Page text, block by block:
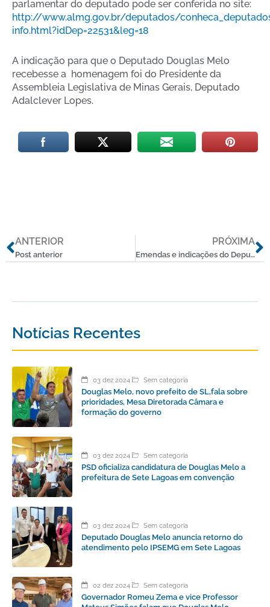
parlamentar do deputado pode ser conferida no site:
http://www.almg.gov.br/deputados/
info.html?idDep=22531&leg=18
A indicação para que o Deputado Douglas Melo
recebesse a homenagem foi do Presidente da
Assembleia Legislativa de Minas Gerais, Deputado
Adalclever Lopes.
Anterior
ANTERIOR
Post anterior
PRÓXIMA
Emendas e indicações do Deputado Douglas Melo estão se concretizando
Notícias Recentes
03 dez 2024 Sem categoria
Douglas Melo, novo prefeito de SL,fala sobre
prioridades, Mesa Diretorada Câmara e
formação do governo
03 dez 2024 Sem categoria
PSD oficializa candidatura de Douglas Melo a
prefeitura de Sete Lagoas em convenção
03 dez 2024 Sem categoria
Deputado Douglas Melo anuncia retorno do
atendimento pelo IPSEMG em Sete Lagoas
02 dez 2024 Sem categoria
Governador Romeu Zema e vice Professor